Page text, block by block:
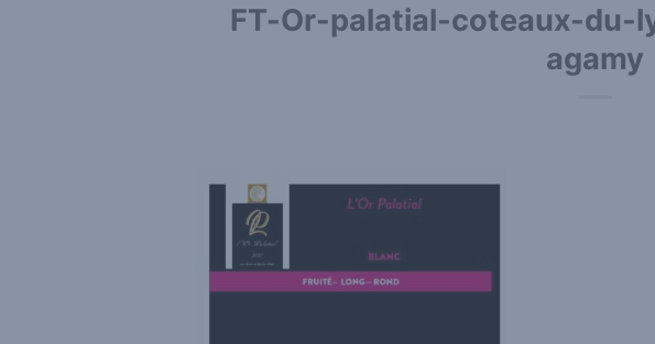
FT-Or-palatial-coteaux-du-
agamy